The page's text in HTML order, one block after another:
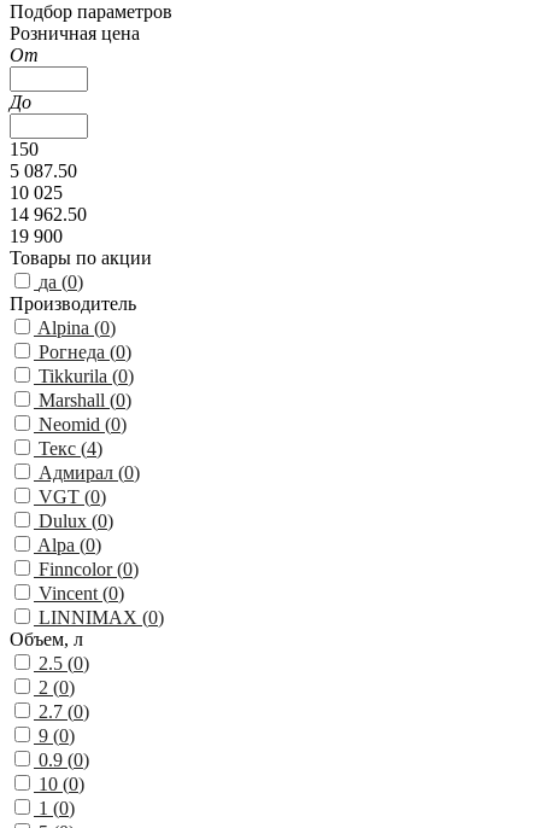
Подбор параметров
Розничная цена
От
До
150
5 087.50
10 025
14 962.50
19 900
Товары по акции
да (0)
Производитель
Alpina (0)
Рогнеда (0)
Tikkurila (0)
Marshall (0)
Neomid (0)
Текс (4)
Адмирал (0)
VGT (0)
Dulux (0)
Alpa (0)
Finncolor (0)
Vincent (0)
LINNIMAX (0)
Объем, л
2.5 (0)
2 (0)
2.7 (0)
9 (0)
0.9 (0)
10 (0)
1 (0)